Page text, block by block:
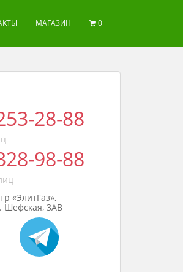
МАГАЗИН 0
28-88
98-88
«ЭлитГаз»,
Шефская, 3АВ